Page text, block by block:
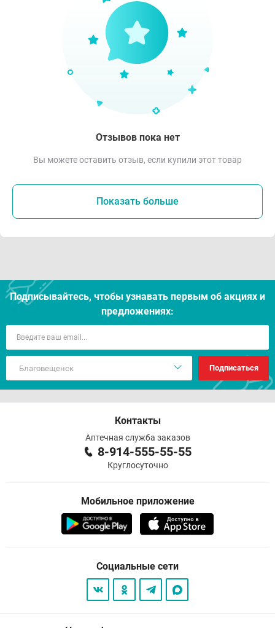
Отзывов пока нет
Вы можете оставить отзыв, если купили этот товар
Показать больше
Подписывайтесь, чтобы узнавать первым об акцияx и
предложениях:
Подписаться
Контакты
Аптечная служба заказов
8-914-555-55-55
Круглосуточно
Мобильное приложение
Социальные сети